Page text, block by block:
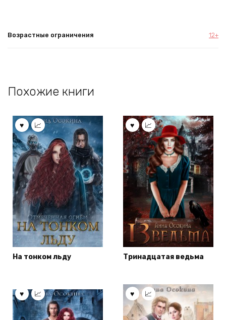
Возрастные ограничения 12+
Похожие книги
На тонком льду Тринадцатая ведьма